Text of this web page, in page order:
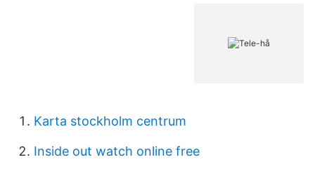
Karta stockholm centrum
Inside out watch online free